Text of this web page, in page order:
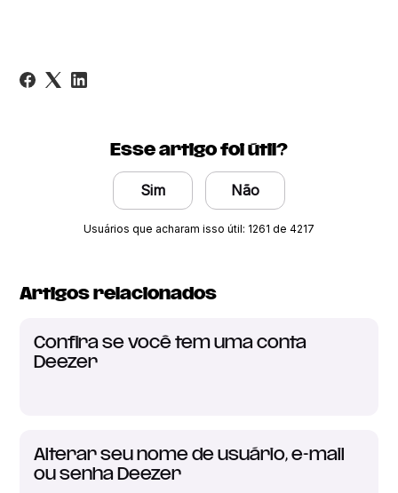
Esse artigo foi útil?
Sim Não
Usuários que acharam isso útil: 1261 de 4217
Artigos relacionados
Confira se você tem uma conta
Deezer
Alterar seu nome de usuário, e-mail
ou senha Deezer